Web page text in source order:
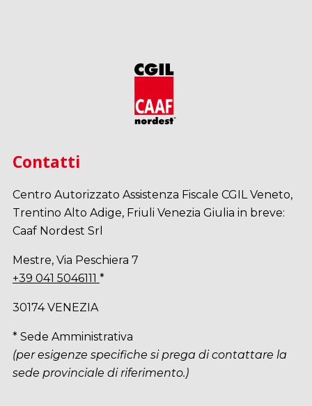
Contatti
Centro Autorizzato Assistenza Fiscale CGIL Veneto,
Trentino Alto Adige, Friuli Venezia Giulia in breve:
Caaf Nordest Srl
Mestre, Via Peschiera 7
+39 041 5046111 *
30174 VENEZIA
* Sede Amministrativa
(per esigenze specifiche si prega di contattare la
sede provinciale di riferimento.)